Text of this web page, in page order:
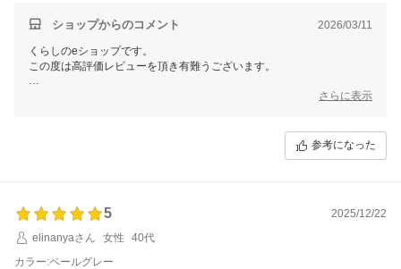
ショップからのコメント 2026/03/11
くらしのeショップです。
この度は高評価レビューを頂き有難うございます。
ペールグレーの色味について詳細なご感想をお寄せいただき、参考にな
ついてもご満足いただけたこと、大変嬉しく思います。ぜひ今後、実際
にお使いいただいた際のご感想もお聞かせください。温度調節機能や保
今後とも、くらしのeショップを宜しくお願い致します。
さらに表示
参考になった
5
2025/12/22
elinanyaさん
女性
40代
カラー:ペールグレー